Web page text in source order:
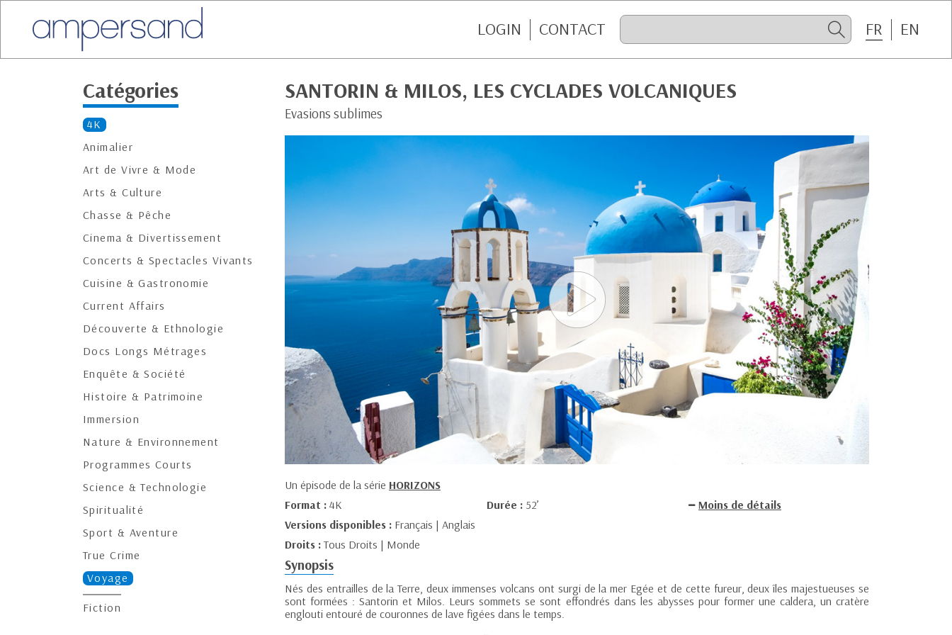
LOGIN CONTACT FR EN
Catégories
4K
Animalier
Art de Vivre & Mode
Arts & Culture
Chasse & Pêche
Cinema & Divertissement
Concerts & Spectacles Vivants
Cuisine & Gastronomie
Current Affairs
Découverte & Ethnologie
Docs Longs Métrages
Enquête & Société
Histoire & Patrimoine
Immersion
Nature & Environnement
Programmes Courts
Science & Technologie
Spiritualité
Sport & Aventure
True Crime
Voyage
Fiction
SANTORIN & MILOS, LES CYCLADES VOLCANIQUES
Evasions sublimes
Un épisode de la série HORIZONS
Format : 4K Durée : 52’
Moins de détails
Versions disponibles : Français | Anglais
Droits :Tous Droits | Monde
Synopsis
Nés des entrailles de la Terre, deux immenses volcans ont surgi de la mer Egée et de cette fureur, deux îles majestueuses se
sont formées : Santorin et Milos. Leurs sommets se sont effondrés dans les abysses pour former une caldera, un cratère
englouti entouré de couronnes de lave figées dans le temps.